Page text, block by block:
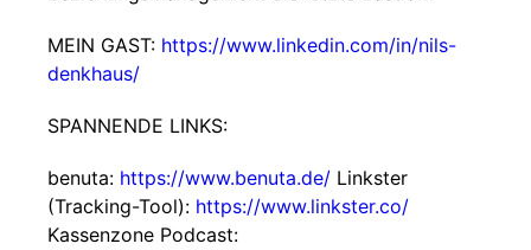
MEIN GAST: https://www.linkedin.com/in/nils-
denkhaus/
SPANNENDE LINKS:
benuta: https://www.benuta.de/ Linkster
(Tracking-Tool): https://www.linkster.co/
Kassenzone Podcast: